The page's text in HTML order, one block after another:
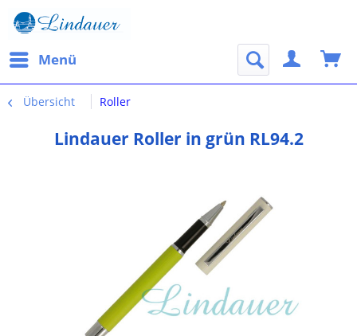
Menü
Übersicht Roller
Lindauer Roller in grün RL94.2